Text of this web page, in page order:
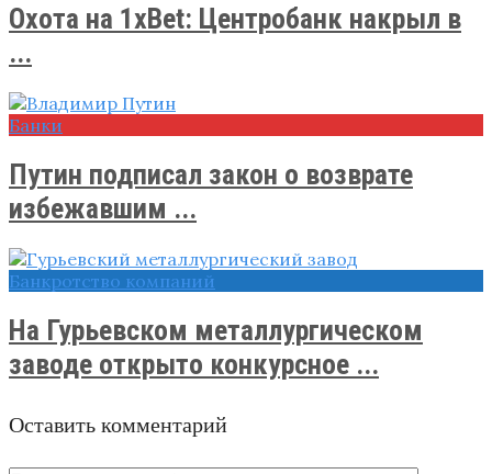
Охота на 1xBet: Центробанк накрыл в
...
Банки
Путин подписал закон о возврате
избежавшим ...
Банкротство компаний
На Гурьевском металлургическом
заводе открыто конкурсное ...
Оставить комментарий